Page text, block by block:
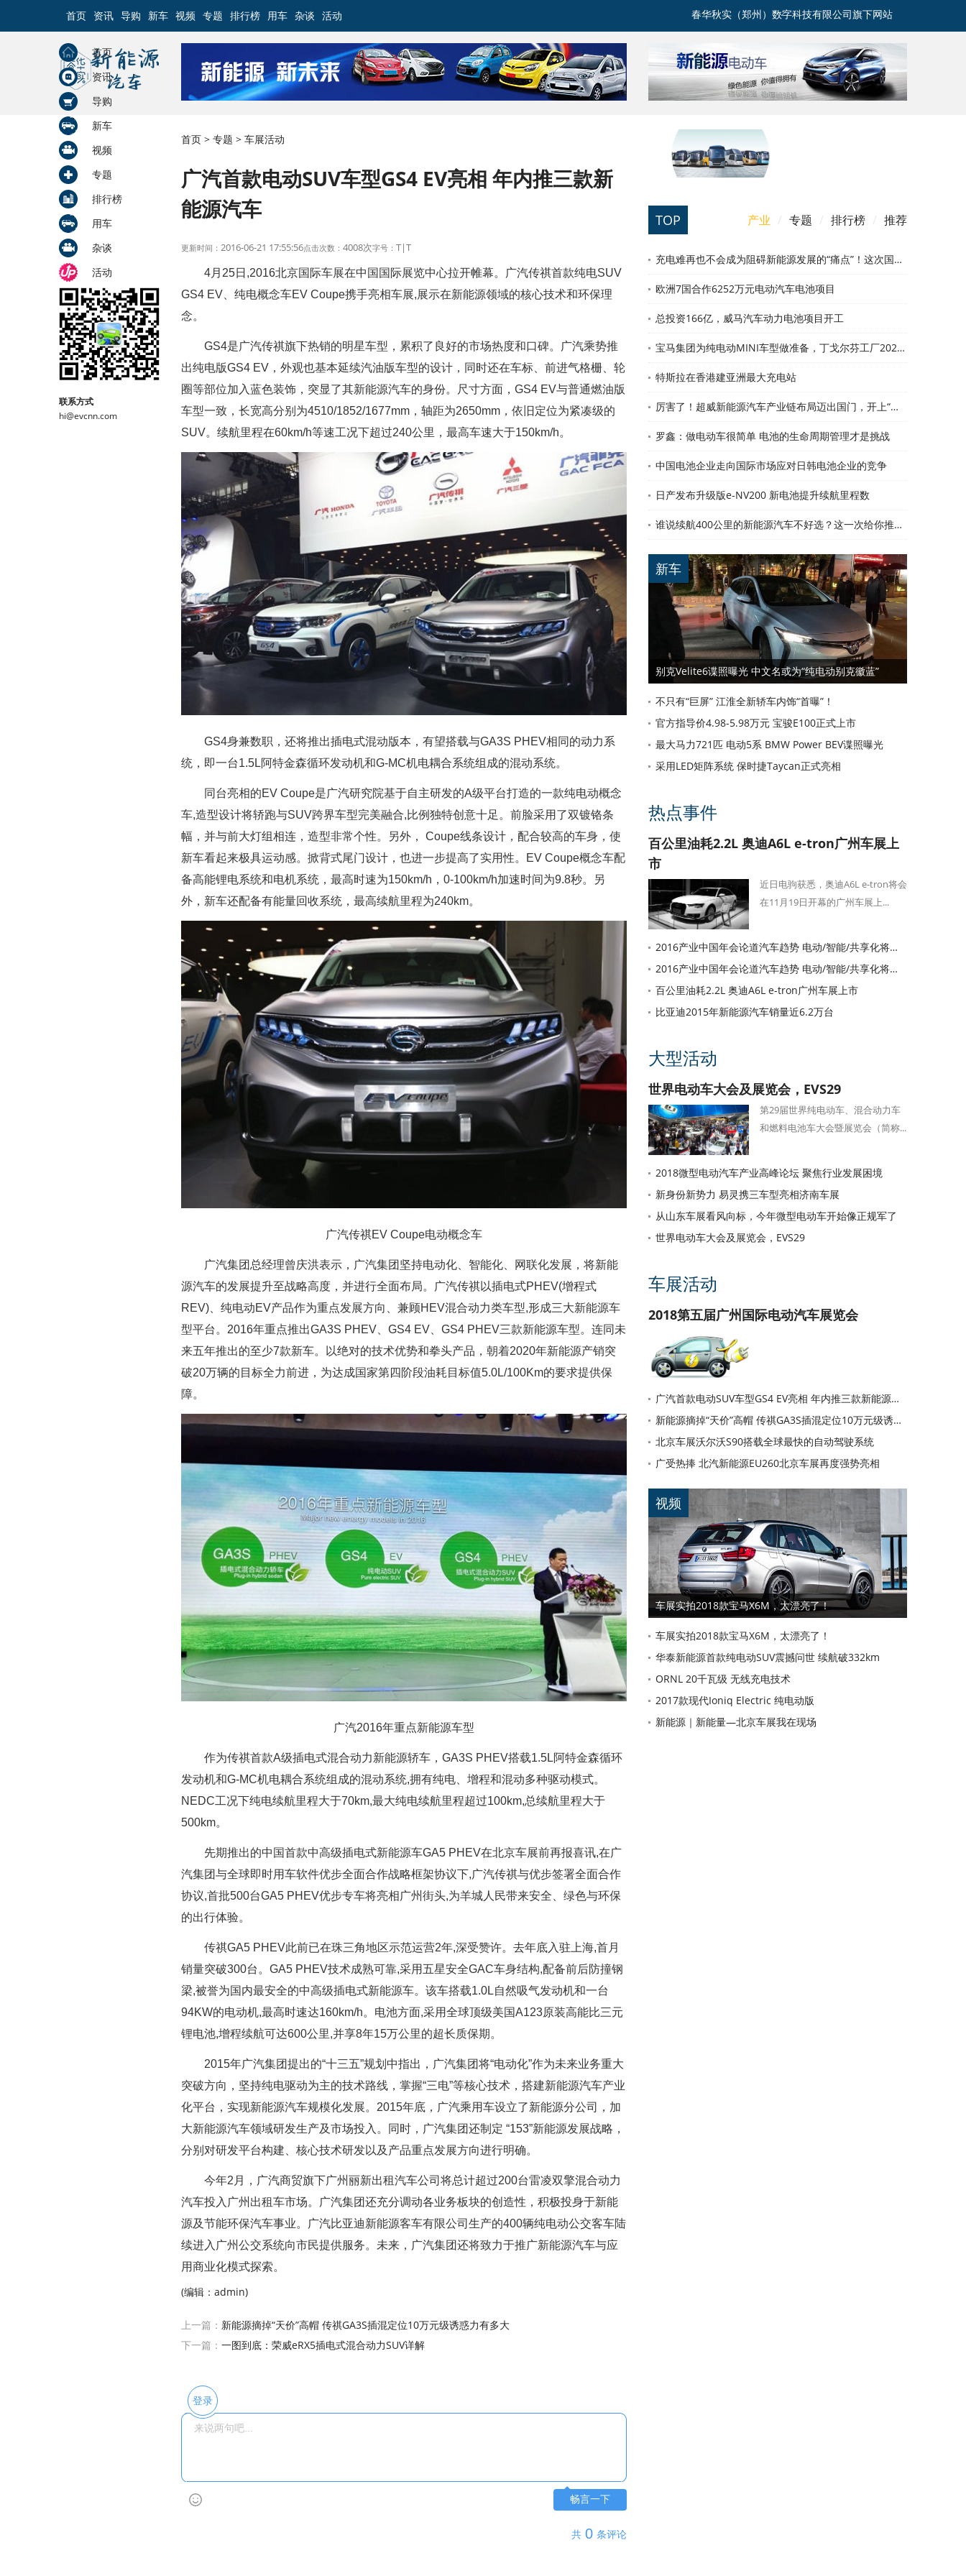
首页 资讯 导购 新车 视频 专题 排行榜 用车 杂谈 活动 春华秋实（郑州）数字科技有限公司旗下网站
首页
资讯
导购
新车
视频
专题
排行榜
用车
杂谈
活动
联系方式
hi@evcnn.com
首页 > 专题 > 车展活动
广汽首款电动SUV车型GS4 EV亮相 年内推三款新
能源汽车
更新时间： 2016-06-21 17:55:56点击次数： 4008次字号： T|T
4月25日,2016北京国际车展在中国国际展览中心拉开帷幕。广汽传祺首款纯电SUV
GS4 EV、纯电概念车EV Coupe携手亮相车展,展示在新能源领域的核心技术和环保理
念。
GS4是广汽传祺旗下热销的明星车型，累积了良好的市场热度和口碑。广汽乘势推
出纯电版GS4 EV，外观也基本延续汽油版车型的设计，同时还在车标、前进气格栅、轮
圈等部位加入蓝色装饰，突显了其新能源汽车的身份。尺寸方面，GS4 EV与普通燃油版
车型一致，长宽高分别为4510/1852/1677mm，轴距为2650mm，依旧定位为紧凑级的
SUV。续航里程在60km/h等速工况下超过240公里，最高车速大于150km/h。
GS4身兼数职，还将推出插电式混动版本，有望搭载与GA3S PHEV相同的动力系
统，即一台1.5L阿特金森循环发动机和G-MC机电耦合系统组成的混动系统。
同台亮相的EV Coupe是广汽研究院基于自主研发的A级平台打造的一款纯电动概念
车,造型设计将轿跑与SUV跨界车型完美融合,比例独特创意十足。前脸采用了双镀铬条
幅，并与前大灯组相连，造型非常个性。另外， Coupe线条设计，配合较高的车身，使
新车看起来极具运动感。掀背式尾门设计，也进一步提高了实用性。EV Coupe概念车配
备高能锂电系统和电机系统，最高时速为150km/h，0-100km/h加速时间为9.8秒。另
外，新车还配备有能量回收系统，最高续航里程为240km。
广汽传祺EV Coupe电动概念车
广汽集团总经理曾庆洪表示，广汽集团坚持电动化、智能化、网联化发展，将新能
源汽车的发展提升至战略高度，并进行全面布局。广汽传祺以插电式PHEV(增程式
REV)、纯电动EV产品作为重点发展方向、兼顾HEV混合动力类车型,形成三大新能源车
型平台。2016年重点推出GA3S PHEV、GS4 EV、GS4 PHEV三款新能源车型。连同未
来五年推出的至少7款新车。以绝对的技术优势和拳头产品，朝着2020年新能源产销突
破20万辆的目标全力前进，为达成国家第四阶段油耗目标值5.0L/100Km的要求提供保
障。
广汽2016年重点新能源车型
作为传祺首款A级插电式混合动力新能源轿车，GA3S PHEV搭载1.5L阿特金森循环
发动机和G-MC机电耦合系统组成的混动系统,拥有纯电、增程和混动多种驱动模式。
NEDC工况下纯电续航里程大于70km,最大纯电续航里程超过100km,总续航里程大于
500km。
先期推出的中国首款中高级插电式新能源车GA5 PHEV在北京车展前再报喜讯,在广
汽集团与全球即时用车软件优步全面合作战略框架协议下,广汽传祺与优步签署全面合作
协议,首批500台GA5 PHEV优步专车将亮相广州街头,为羊城人民带来安全、绿色与环保
的出行体验。
传祺GA5 PHEV此前已在珠三角地区示范运营2年,深受赞许。去年底入驻上海,首月
销量突破300台。GA5 PHEV技术成熟可靠,采用五星安全GAC车身结构,配备前后防撞钢
梁,被誉为国内最安全的中高级插电式新能源车。该车搭载1.0L自然吸气发动机和一台
94KW的电动机,最高时速达160km/h。电池方面,采用全球顶级美国A123原装高能比三元
锂电池,增程续航可达600公里,并享8年15万公里的超长质保期。
2015年广汽集团提出的“十三五”规划中指出，广汽集团将“电动化”作为未来业务重大
突破方向，坚持纯电驱动为主的技术路线，掌握“三电”等核心技术，搭建新能源汽车产业
化平台，实现新能源汽车规模化发展。2015年底，广汽乘用车设立了新能源分公司，加
大新能源汽车领域研发生产及市场投入。同时，广汽集团还制定 “153”新能源发展战略，
分别对研发平台构建、核心技术研发以及产品重点发展方向进行明确。
今年2月，广汽商贸旗下广州丽新出租汽车公司将总计超过200台雷凌双擎混合动力
汽车投入广州出租车市场。广汽集团还充分调动各业务板块的创造性，积极投身于新能
源及节能环保汽车事业。广汽比亚迪新能源客车有限公司生产的400辆纯电动公交客车陆
续进入广州公交系统向市民提供服务。未来，广汽集团还将致力于推广新能源汽车与应
用商业化模式探索。
(编辑：admin)
上一篇： 新能源摘掉“天价”高帽 传祺GA3S插混定位10万元级诱惑力有多大
下一篇： 一图到底：荣威eRX5插电式混合动力SUV详解
登录
畅言一下
共 0 条评论
TOP 产业 / 专题 / 排行榜 / 推荐
充电难再也不会成为阻碍新能源发展的“痛点”！这次国家队出马了
欧洲7国合作6252万元电动汽车电池项目
总投资166亿，威马汽车动力电池项目开工
宝马集团为纯电动MINI车型做准备，丁戈尔芬工厂2020年向其供应电池 【图】
特斯拉在香港建亚洲最大充电站
厉害了！超威新能源汽车产业链布局迈出国门，开上“一带一路”！
罗鑫：做电动车很简单 电池的生命周期管理才是挑战
中国电池企业走向国际市场应对日韩电池企业的竞争
日产发布升级版e-NV200 新电池提升续航里程数
谁说续航400公里的新能源汽车不好选？这一次给你推荐4款
新车
别克Velite6谍照曝光 中文名或为“纯电动别克徽蓝”
不只有“巨屏” 江淮全新轿车内饰“首曝”！
官方指导价4.98-5.98万元 宝骏E100正式上市
最大马力721匹 电动5系 BMW Power BEV谍照曝光
采用LED矩阵系统 保时捷Taycan正式亮相
热点事件
百公里油耗2.2L 奥迪A6L e-tron广州车展上
市
近日电驹获悉，奥迪A6L e-tron将会
在11月19日开幕的广州车展上...
2016产业中国年会论道汽车趋势 电动/智能/共享化将重塑汽车格局
2016产业中国年会论道汽车趋势 电动/智能/共享化将重塑汽车格局
百公里油耗2.2L 奥迪A6L e-tron广州车展上市
比亚迪2015年新能源汽车销量近6.2万台
大型活动
世界电动车大会及展览会，EVS29
第29届世界纯电动车、混合动力车
和燃料电池车大会暨展览会（简称...
2018微型电动汽车产业高峰论坛 聚焦行业发展困境
新身份新势力 易灵携三车型亮相济南车展
从山东车展看风向标，今年微型电动车开始像正规军了
世界电动车大会及展览会，EVS29
车展活动
2018第五届广州国际电动汽车展览会
广汽首款电动SUV车型GS4 EV亮相 年内推三款新能源汽车
新能源摘掉“天价”高帽 传祺GA3S插混定位10万元级诱惑力有多大
北京车展沃尔沃S90搭载全球最快的自动驾驶系统
广受热捧 北汽新能源EU260北京车展再度强势亮相
视频
车展实拍2018款宝马X6M，太漂亮了！
车展实拍2018款宝马X6M，太漂亮了！
华泰新能源首款纯电动SUV震撼问世 续航破332km
ORNL 20千瓦级 无线充电技术
2017款现代Ioniq Electric 纯电动版
新能源｜新能量—北京车展我在现场